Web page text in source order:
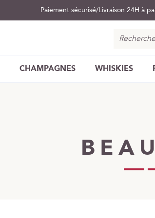
Paiement sécurisé Livraison 24H à
CHAMPAGNES WHISKIES